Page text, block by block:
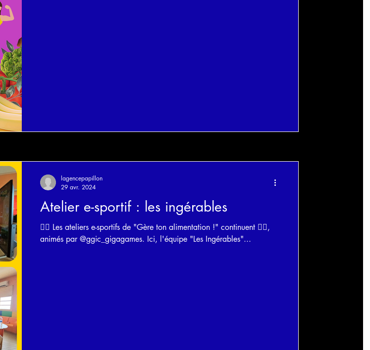
Atelier e-sportif : les ingérables
🏋️‍♀️ Les ateliers e-sportifs de "Gère ton alimentation !" continuent 🏋️‍♀️,
animés par @ggic_gigagames. Ici, l'équipe "Les Ingérables"...
lagencepapillon
29 avr. 2024